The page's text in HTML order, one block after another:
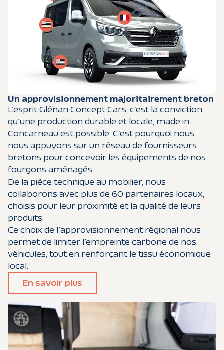
Un approvisionnement majoritairement breton
L’esprit Glénan Concept Cars, c’est la conviction
qu’une production durable et locale, made in
Concarneau est possible. C’est pourquoi nous
nous appuyons sur un réseau de fournisseurs
bretons pour concevoir les équipements de nos
fourgons aménagés.
De la pièce technique au mobilier, nous
collaborons avec plus de 60 partenaires locaux,
choisis pour leur proximité et la qualité de leurs
produits.
Ce choix de l’approvisionnement régional nous
permet de limiter l’empreinte carbone de nos
véhicules, tout en renforçant le tissu économique
local.
En savoir plus